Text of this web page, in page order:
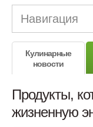
Навигация
Кулинарные
новости
Продукты,
жизненную